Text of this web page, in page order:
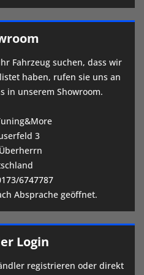
Fahrzeug suchen, dass wir
haben, rufen sie uns an
in unserem Showroom.
3
6747787
Absprache geöffnet.
Login
registrieren oder direkt